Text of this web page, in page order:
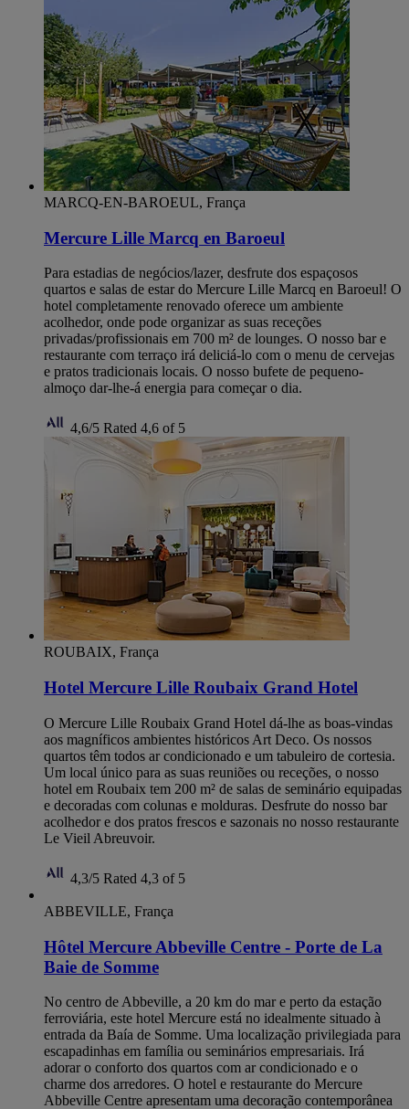
MARCQ-EN-BAROEUL, França
Mercure Lille Marcq en Baroeul
Para estadias de negócios/lazer, desfrute dos espaçosos
quartos e salas de estar do Mercure Lille Marcq en Baroeul! O
hotel completamente renovado oferece um ambiente
acolhedor, onde pode organizar as suas receções
privadas/profissionais em 700 m² de lounges. O nosso bar e
restaurante com terraço irá deliciá-lo com o menu de cervejas
e pratos tradicionais locais. O nosso bufete de pequeno-
almoço dar-lhe-á energia para começar o dia.
4,6/5 Rated 4,6 of 5
ROUBAIX, França
Hotel Mercure Lille Roubaix Grand Hotel
O Mercure Lille Roubaix Grand Hotel dá-lhe as boas-vindas
aos magníficos ambientes históricos Art Deco. Os nossos
quartos têm todos ar condicionado e um tabuleiro de cortesia.
Um local único para as suas reuniões ou receções, o nosso
hotel em Roubaix tem 200 m² de salas de seminário equipadas
e decoradas com colunas e molduras. Desfrute do nosso bar
acolhedor e dos pratos frescos e sazonais no nosso restaurante
Le Vieil Abreuvoir.
4,3/5 Rated 4,3 of 5
ABBEVILLE, França
Hôtel Mercure Abbeville Centre - Porte de La
Baie de Somme
No centro de Abbeville, a 20 km do mar e perto da estação
ferroviária, este hotel Mercure está no idealmente situado à
entrada da Baía de Somme. Uma localização privilegiada para
escapadinhas em família ou seminários empresariais. Irá
adorar o conforto dos quartos com ar condicionado e o
charme dos arredores. O hotel e restaurante do Mercure
Abbeville Centre apresentam uma decoração contemporânea